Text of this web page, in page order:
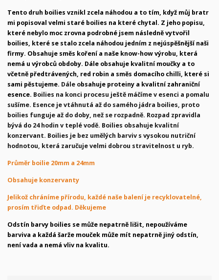
Tento druh boilies vznikl zcela náhodou a to tím, když můj bratr
mi popisoval velmi staré boilies na které chytal. Z jeho popisu,
které nebylo moc zrovna podrobné jsem následně vytvořil
boilies, které se stalo zcela náhodou jedním z nejúspěšnější naši
firmy. Obsahuje směs koření a naše know-how výrobu, která
nemá u výrobců obdoby. Dále obsahuje kvalitní moučky a to
včetně předtrávených, red robin a směs domacího chilli, které si
sami pěstujeme. Dále obsahuje proteiny a kvalitní zahraniční
esence. Boilies na konci procesu ještě máčíme v esenci a pomalu
sušíme. Esence je vtáhnutá až do samého jádra boilies, proto
boilies funguje až do doby, než se rozpadně. Rozpad zpravidla
bývá do 24 hodin v teplé vodě. Boilies obsahuje kvalitní
konzervant. Boilies je bez umělých barviv s vysokou nutriční
hodnotou, která zaručuje velmi dobrou stravitelnost u ryb.
Průměr boilie 20mm a 24mm
Obsahuje konzervanty
Jelikož chráníme přírodu, každé naše balení je recyklovatelné,
prosím třiďte odpad. Děkujeme
Odstín barvy boilies se může nepatrně lišit, nepoužíváme
barviva a každá šarže mouček může mít nepatrně jiný odstín,
není vada a nemá vliv na kvalitu.